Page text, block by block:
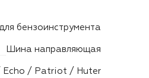
бензоинструмента
Шина направляющая
Echo / Patriot / Huter